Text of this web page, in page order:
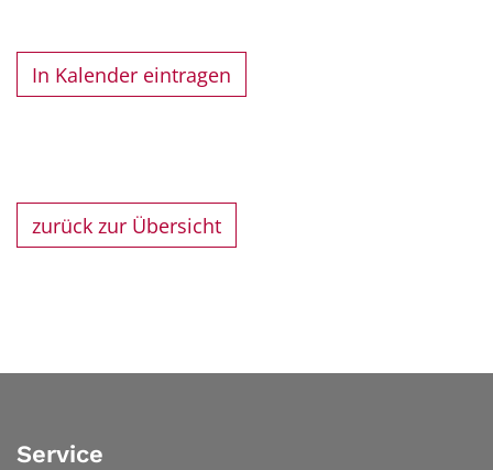
In Kalender eintragen
zurück zur Übersicht
Service